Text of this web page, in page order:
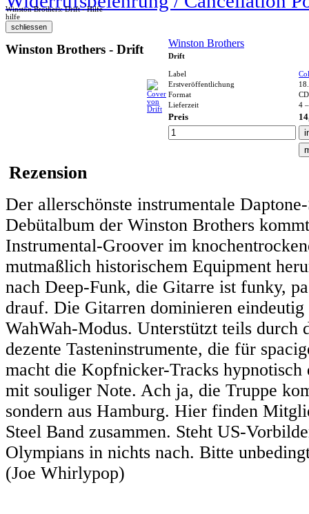
Winston Brothers: Drift - Hilfe
hilfe
Winston Brothers - Drift Winston Brothers
Drift
Label
Erstveröffentlichung
Format
CD
Lieferzeit
4
Preis
Rezension
Der allerschönste instrumentale
Debütalbum der Winston Brothers
Instrumental-Groover im
mutmaßlich historischem Equipment
nach Deep-Funk, die Gitarre ist funky,
drauf. Die Gitarren dominieren eindeutig
WahWah-Modus. Unterstützt teils durch
dezente Tasteninstrumente, die für
macht die Kopfnicker-Tracks hypnotisch
mit souliger Note. Ach ja, die Truppe
sondern aus Hamburg. Hier finden
Steel Band zusammen. Steht US-
Olympians in nichts nach. Bitte
(Joe Whirlypop)